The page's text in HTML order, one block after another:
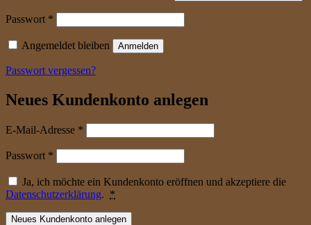
Passwort *
Angemeldet bleiben Anmelden
Passwort vergessen?
Neues Kundenkonto anlegen
E-Mail-Adresse *
Passwort *
Ja, ich möchte ein Kundenkonto eröffnen und akzeptiere die
Datenschutzerklärung. *
Neues Kundenkonto anlegen